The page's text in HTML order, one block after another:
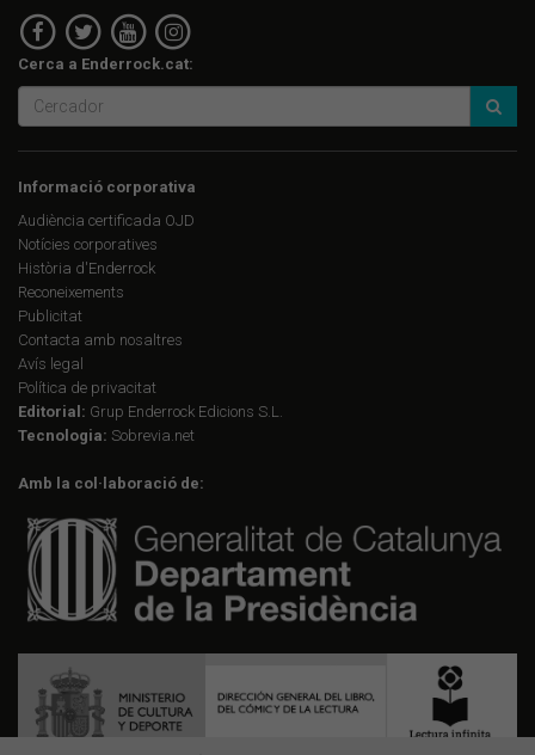
Cerca a Enderrock.cat:
Informació corporativa
Audiència certificada OJD
Notícies corporatives
Història d'Enderrock
Reconeixements
Publicitat
Contacta amb nosaltres
Avís legal
Política de privacitat
Editorial: Grup Enderrock Edicions S.L.
Tecnologia: Sobrevia.net
Amb la col·laboració de: